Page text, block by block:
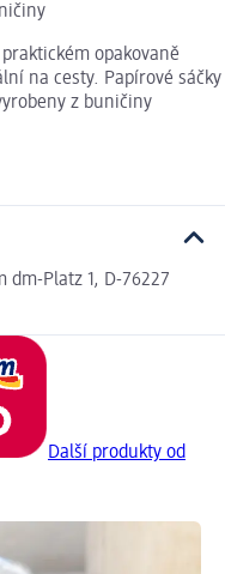
opakovaně
na cesty. Papírové sáčky
z buničiny
dm-Platz 1, D-76227
Další produkty od